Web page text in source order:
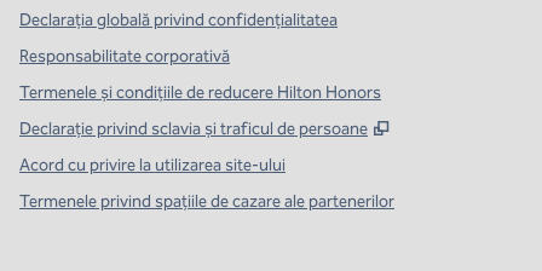
Declarația globală privind confidenţialitatea
Responsabilitate corporativă
Termenele și condițiile de reducere Hilton Honors
Declarație privind sclavia și traficul de persoane
,
Acord cu privire la utilizarea site-ului
Termenele privind spațiile de cazare ale partenerilor